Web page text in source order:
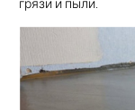
грязи и пыли.